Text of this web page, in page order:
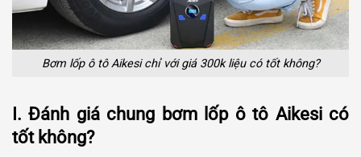
Bơm lốp ô tô Aikesi chỉ với giá 300k liệu có tốt không?
I. Đánh giá chung bơm lốp ô tô Aikesi có
tốt không?